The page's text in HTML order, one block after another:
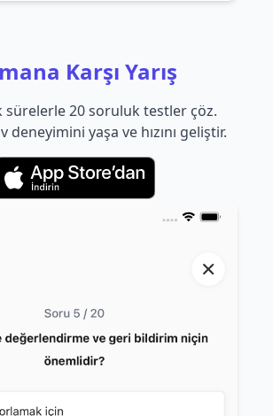
Karşı Yarış
sürelerle 20 soruluk testler çöz.
deneyimini yaşa ve hızını geliştir.